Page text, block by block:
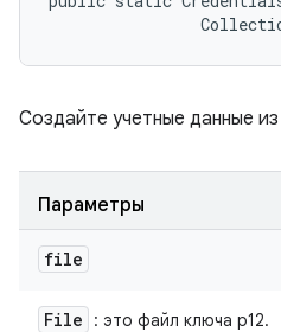
Создайте учетные данные
Параметры
file
File : это файл ключа p12.